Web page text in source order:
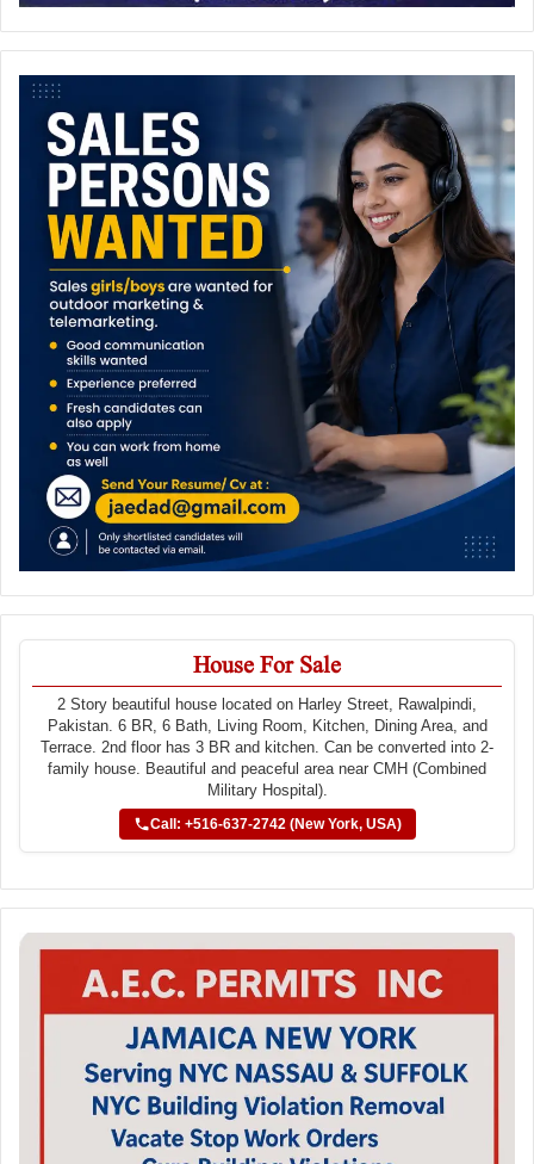
House For Sale
2 Story beautiful house located on Harley Street, Rawalpindi,
Pakistan. 6 BR, 6 Bath, Living Room, Kitchen, Dining Area, and
Terrace. 2nd floor has 3 BR and kitchen. Can be converted into 2-
family house. Beautiful and peaceful area near CMH (Combined
Military Hospital).
Call: +516-637-2742 (New York, USA)